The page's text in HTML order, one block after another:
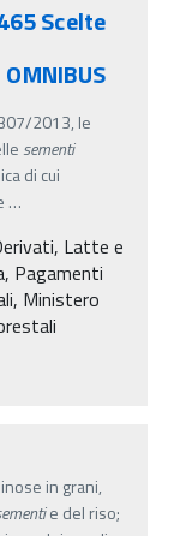
Scelte
2013, le
sementi
di cui
…
Latte e
Pagamenti
Ministero
in grani,
e del riso;